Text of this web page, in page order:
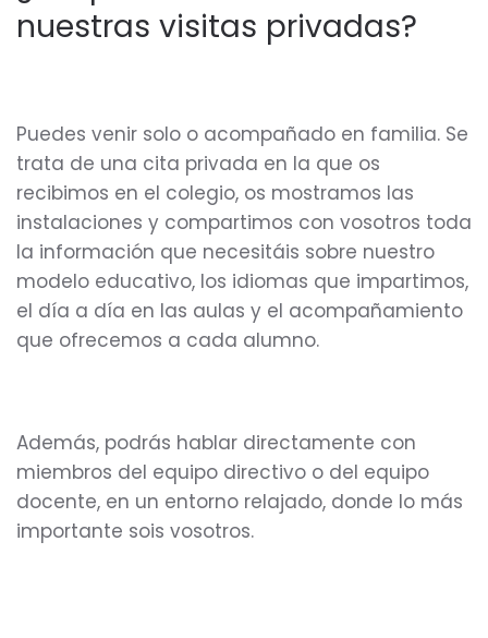
nuestras visitas privadas?
Puedes venir solo o acompañado en familia. Se
trata de una cita privada en la que os
recibimos en el colegio, os mostramos las
instalaciones y compartimos con vosotros toda
la información que necesitáis sobre nuestro
modelo educativo, los idiomas que impartimos,
el día a día en las aulas y el acompañamiento
que ofrecemos a cada alumno.
Además, podrás hablar directamente con
miembros del equipo directivo o del equipo
docente, en un entorno relajado, donde lo más
importante sois vosotros.